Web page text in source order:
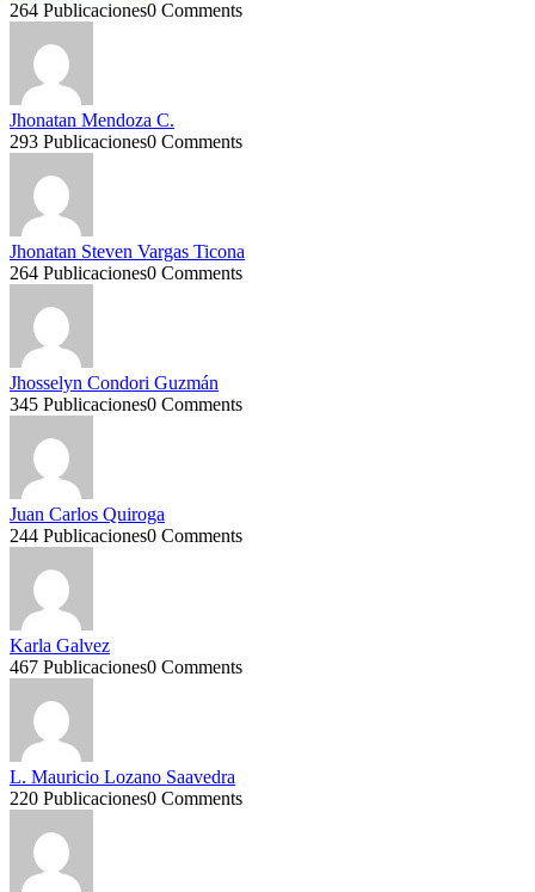
264 Publicaciones0 Comments
Jhonatan Mendoza C.
293 Publicaciones0 Comments
Jhonatan Steven Vargas Ticona
264 Publicaciones0 Comments
Jhosselyn Condori Guzmán
345 Publicaciones0 Comments
Juan Carlos Quiroga
244 Publicaciones0 Comments
Karla Galvez
467 Publicaciones0 Comments
L. Mauricio Lozano Saavedra
220 Publicaciones0 Comments